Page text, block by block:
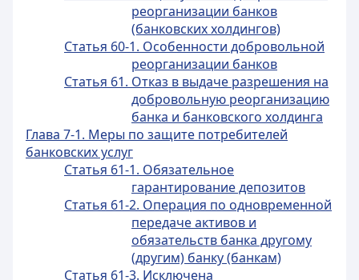
реорганизации банков
(банковских холдингов)
Статья 60-1. Особенности добровольной
реорганизации банков
Статья 61. Отказ в выдаче разрешения на
добровольную реорганизацию
банка и банковского холдинга
Глава 7-1. Меры по защите потребителей
банковских услуг
Статья 61-1. Обязательное
гарантирование депозитов
Статья 61-2. Операция по одновременной
передаче активов и
обязательств банка другому
(другим) банку (банкам)
Статья 61-3. Исключена